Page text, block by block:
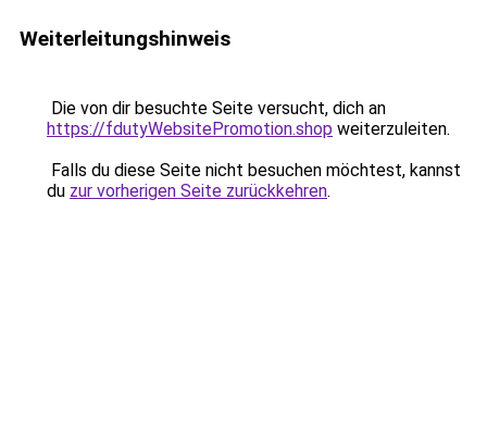
Weiterleitungshinweis
Die von dir besuchte Seite versucht, dich an
https://fdutyWebsitePromotion.shop weiterzuleiten.
Falls du diese Seite nicht besuchen möchtest, kannst
du zur vorherigen Seite zurückkehren.